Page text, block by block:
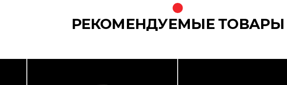
РЕКОМЕНДУЕМЫЕ ТОВАРЫ